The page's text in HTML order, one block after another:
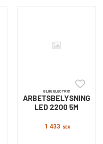
BLUE ELECTRIC
ARBETSBELYSNING
LED 2200 5M
1 433 SEK